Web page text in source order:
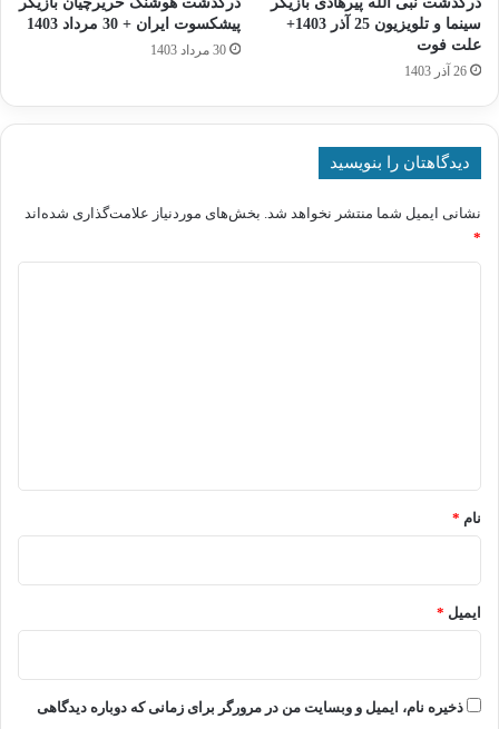
سینما و تلویزیون 25 آذر 1403+
علت فوت
26 آذر 1403
پیشکسوت ایران + 30 مرداد 1403
30 مرداد 1403
دیدگاهتان را بنویسید
نشانی ایمیل شما منتشر نخواهد شد. بخش‌های موردنیاز علامت‌گذاری شده‌اند
*
نام *
ایمیل *
ذخیره نام، ایمیل و وبسایت من در مرورگر برای زمانی که دوباره دیدگاهی